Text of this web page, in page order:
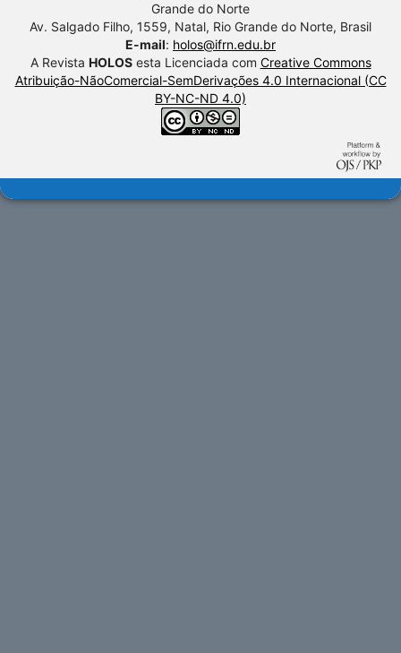
Grande do Norte
Av. Salgado Filho, 1559, Natal, Rio Grande do Norte, Brasil
E-mail: holos@ifrn.edu.br
A Revista HOLOSesta Licenciada com Creative Commons
Atribuição-NãoComercial-SemDerivações 4.0 Internacional (CC
BY-NC-ND 4.0)